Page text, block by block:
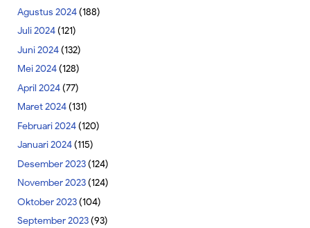
Agustus 2024(188)
Juli 2024(121)
Juni 2024(132)
Mei 2024(128)
April 2024(77)
Maret 2024(131)
Februari 2024(120)
Januari 2024(115)
Desember 2023(124)
November 2023(124)
Oktober 2023(104)
September 2023(93)